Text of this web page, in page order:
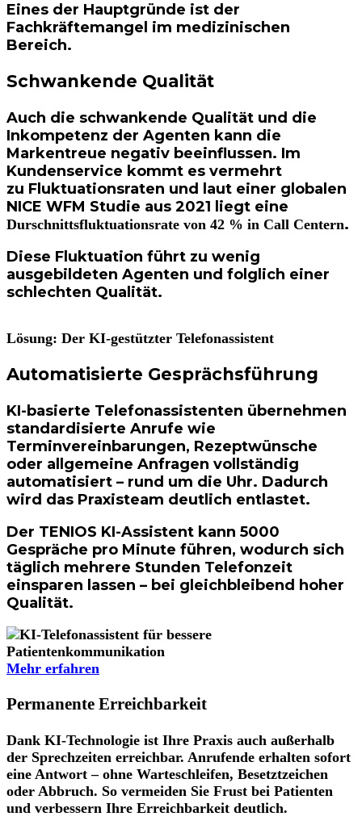
Eines der Hauptgründe ist der
Fachkräftemangel im medizinischen
Bereich.
Schwankende Qualität
Auch die schwankende Qualität und die
Inkompetenz der Agenten kann die
Markentreue negativ beeinflussen. Im
Kundenservice kommt es vermehrt
zu Fluktuationsraten und laut einer globalen
NICE WFM Studie aus 2021 liegt eine
Durschnittsfluktuationsrate von 42 % in Call Centern.
Diese Fluktuation führt zu wenig
ausgebildeten Agenten und folglich einer
schlechten Qualität.
Lösung: Der KI-gestützter Telefonassistent
Automatisierte Gesprächsführung
KI-basierte Telefonassistenten übernehmen
standardisierte Anrufe wie
Terminvereinbarungen, Rezeptwünsche
oder allgemeine Anfragen vollständig
automatisiert – rund um die Uhr. Dadurch
wird das Praxisteam deutlich entlastet.
Der TENIOS KI-Assistent kann 5000
Gespräche pro Minute führen, wodurch sich
täglich mehrere Stunden Telefonzeit
einsparen lassen – bei gleichbleibend hoher
Qualität.
Mehr erfahren
Permanente Erreichbarkeit
Dank KI-Technologie ist Ihre Praxis auch außerhalb
der Sprechzeiten erreichbar. Anrufende erhalten sofort
eine Antwort – ohne Warteschleifen, Besetztzeichen
oder Abbruch. So vermeiden Sie Frust bei Patienten
und verbessern Ihre Erreichbarkeit deutlich.